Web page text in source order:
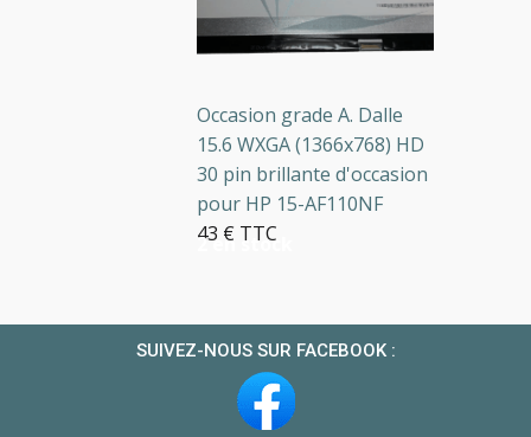
2 en stock
Occasion grade A. Dalle
15.6 WXGA (1366x768) HD
30 pin brillante d'occasion
pour HP 15-AF110NF
43 € TTC
SUIVEZ-NOUS SUR FACEBOOK :